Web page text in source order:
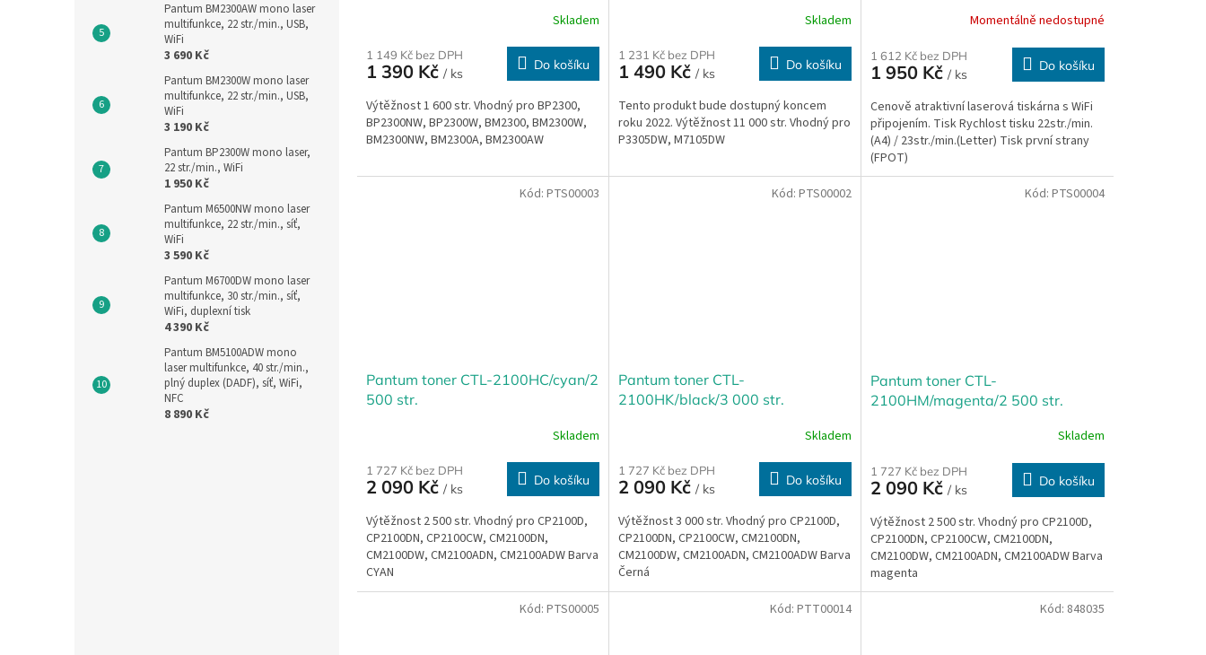
Pantum BM2300AW mono laser
multifunkce, 22 str./min., USB,
WiFi
3 690 Kč
Pantum BM2300W mono laser
multifunkce, 22 str./min., USB,
WiFi
3 190 Kč
Pantum BP2300W mono laser,
22 str./min., WiFi
1 950 Kč
Pantum M6500NW mono laser
multifunkce, 22 str./min., síť,
WiFi
3 590 Kč
Pantum M6700DW mono laser
multifunkce, 30 str./min., síť,
WiFi, duplexní tisk
4 390 Kč
Pantum BM5100ADW mono
laser multifunkce, 40 str./min.,
plný duplex (DADF), síť, WiFi,
NFC
8 890 Kč
Skladem
1 149 Kč bez DPH
1 390 Kč / ks
Do košíku
Výtěžnost 1 600 str. Vhodný pro BP2300,
BP2300NW, BP2300W, BM2300, BM2300W,
BM2300NW, BM2300A, BM2300AW
Skladem
1 231 Kč bez DPH
1 490 Kč / ks
Do košíku
Tento produkt bude dostupný koncem
roku 2022. Výtěžnost 11 000 str. Vhodný pro
P3305DW, M7105DW
Momentálně nedostupné
1 612 Kč bez DPH
1 950 Kč / ks
Do košíku
Cenově atraktivní laserová tiskárna s WiFi
připojením. Tisk Rychlost tisku 22str./min.
(A4) / 23str./min.(Letter) Tisk první strany
(FPOT)
Pantum toner CTL-2100HC/cyan/2
500 str.
Skladem
1 727 Kč bez DPH
2 090 Kč / ks
Do košíku
Výtěžnost 2 500 str. Vhodný pro CP2100D,
CP2100DN, CP2100CW, CM2100DN,
CM2100DW, CM2100ADN, CM2100ADW Barva
CYAN
Kód: PTS00003
Pantum toner CTL-
2100HK/black/3 000 str.
Skladem
1 727 Kč bez DPH
2 090 Kč / ks
Do košíku
Výtěžnost 3 000 str. Vhodný pro CP2100D,
CP2100DN, CP2100CW, CM2100DN,
CM2100DW, CM2100ADN, CM2100ADW Barva
Černá
Kód: PTS00002
Pantum toner CTL-
2100HM/magenta/2 500 str.
Skladem
1 727 Kč bez DPH
2 090 Kč / ks
Do košíku
Výtěžnost 2 500 str. Vhodný pro CP2100D,
CP2100DN, CP2100CW, CM2100DN,
CM2100DW, CM2100ADN, CM2100ADW Barva
magenta
Kód: PTS00004
Kód: PTS00005 Kód: PTT00014 Kód: 848035